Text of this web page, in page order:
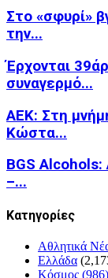
Στο «σφυρί»
την...
Έρχονται
συναγερμό...
ΑΕΚ: Στη
Κώστα...
BGS
–...
Kατηγορίες
Αθλητικά
Ελλάδα
Κόσμος (986)